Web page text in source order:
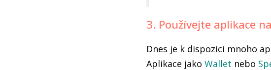
3. Používejte aplikace
Dnes je k dispozici mnoho
Aplikace jako Wallet nebo